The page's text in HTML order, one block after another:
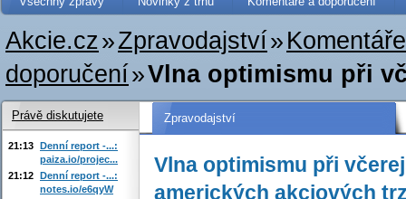
Akcie.cz»Zpravodajství»
doporučení»Vlna optimismu při
Zpravodajství
Vlna optimismu při
amerických akciových
Právě diskutujete
21:13 Denní report -...:
paiza.io/projec...
21:12 Denní report -...:
notes.io/e6qyW